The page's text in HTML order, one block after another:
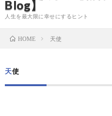
Blog】
人生を最大限に幸せにするヒント
HOME 天使
天使